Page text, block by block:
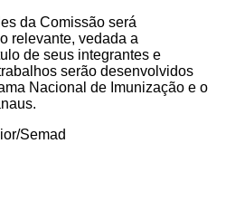
da Comissão será
relevante, vedada a
de seus integrantes e
serão desenvolvidos
Nacional de Imunização e o
Semad